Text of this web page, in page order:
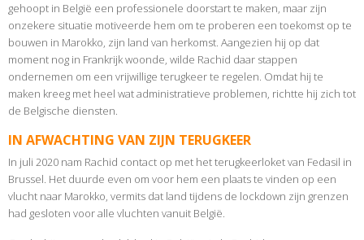
gehoopt in België een professionele doorstart te maken, maar zijn
onzekere situatie motiveerde hem om te proberen een toekomst op te
bouwen in Marokko, zijn land van herkomst. Aangezien hij op dat
moment nog in Frankrijk woonde, wilde Rachid daar stappen
ondernemen om een vrijwillige terugkeer te regelen. Omdat hij te
maken kreeg met heel wat administratieve problemen, richtte hij zich tot
de Belgische diensten.
IN AFWACHTING VAN ZIJN TERUGKEER
In juli 2020 nam Rachid contact op met het terugkeerloket van Fedasil in
Brussel. Het duurde even om voor hem een plaats te vinden op een
vlucht naar Marokko, vermits dat land tijdens de lockdown zijn grenzen
had gesloten voor alle vluchten vanuit België.